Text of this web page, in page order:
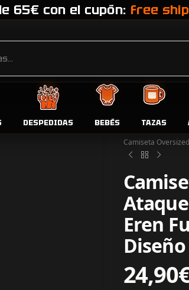
65€ con el cupón: free
DESPEDIDAS BEBÉS TAZAS
Inicio Tienda
Camiseta
Eren
Diseño
24,90